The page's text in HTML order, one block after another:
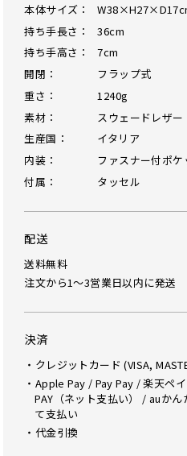
本体サイズ：
持ち手長さ：
36cm
持ち手高さ：
7cm
開閉：
フラップ式
重さ：
1240g
素材：
スウェードレザー
生産国：
イタリア
内装：
ファスナー付ポ
付属：
タッセル
配送
送料無料
注文から1～3営業日以内に発送
決済
・クレジットカード (VISA,
・Apple Pay / Pay Pay / 楽天ペ
PAY（ネット支払い） / auか
て支払い
・代金引換